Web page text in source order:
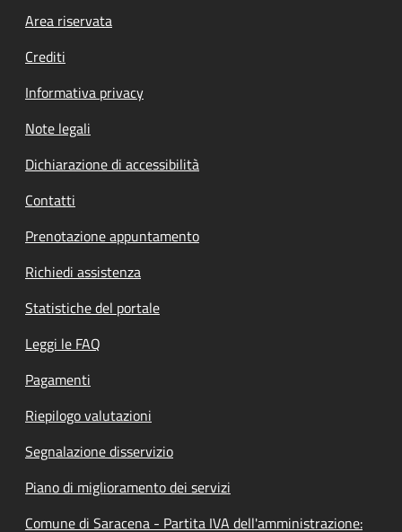
Footer menu
Area riservata
Crediti
Informativa privacy
Note legali
Dichiarazione di accessibilità
Contatti
Prenotazione appuntamento
Richiedi assistenza
Statistiche del portale
Leggi le FAQ
Pagamenti
Riepilogo valutazioni
Segnalazione disservizio
Piano di miglioramento dei servizi
Comune di Saracena - Partita IVA dell'amministrazione: